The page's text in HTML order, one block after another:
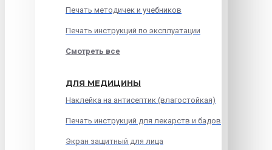
Печать методичек и учебников
Печать инструкций по эксплуатации
Смотреть все
ДЛЯ МЕДИЦИНЫ
Наклейка на антисептик (влагостойкая)
Печать инструкций для лекарств и бадов
Экран защитный для лица